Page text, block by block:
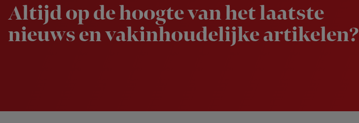
Altijd op de hoogte van het laatste
nieuws en vakinhoudelijke artikelen?